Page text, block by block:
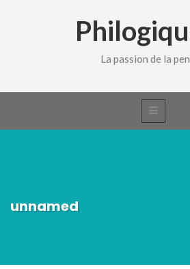
La passion de la
unnamed